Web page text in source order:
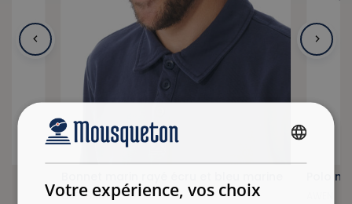
OUESSANT
Polo
Votre expérience, vos choix